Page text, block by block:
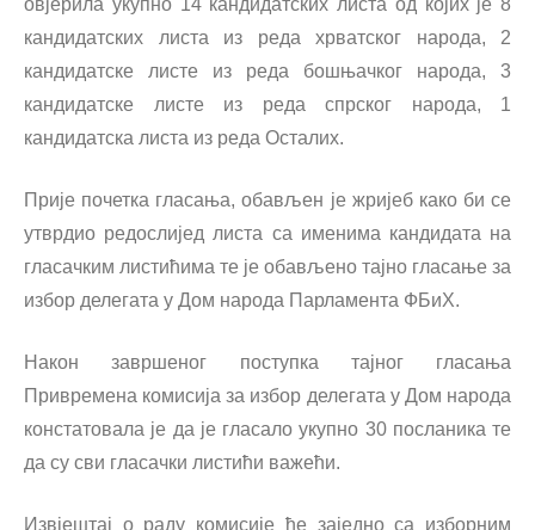
овјерила укупно 14 кандидатских листа од којих је 8
кандидатских листа из реда хрватског народа, 2
кандидатске листе из реда бошњачког народа, 3
кандидатске листе из реда спрског народа, 1
кандидатска листа из реда Осталих.
Прије почетка гласања, обављен је жријеб како би се
утврдио редослијед листа са именима кандидата на
гласачким листићима те је обављено тајно гласање за
избор делегата у Дом народа Парламента ФБиХ.
Након завршеног поступка тајног гласања
Привремена комисија за избор делегата у Дом народа
констатовала је да је гласало укупно 30 посланика те
да су сви гласачки листићи важећи.
Извјештај о раду комисије ће заједно са изборним